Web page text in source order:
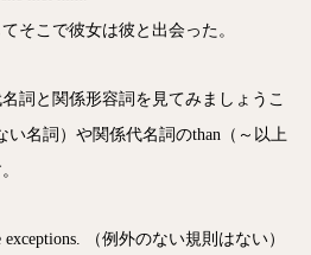
そこで彼女は彼と出会った。
詞と関係形容詞を見てみましょうこ
い名詞）や関係代名詞のthan（～以上
exceptions. （例外のない規則はない）